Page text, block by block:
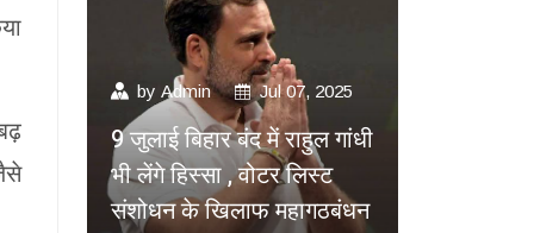
by Admin Jul 07, 2025
9 जुलाई बिहार बंद में राहुल गांधी
भी लेंगे हिस्सा , वोटर लिस्ट
संशोधन के खिलाफ महागठबंधन